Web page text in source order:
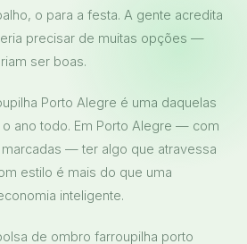
o para a festa. A gente acredita
precisar de muitas opções —
ser boas.
Porto Alegre é uma daquelas
ano todo. Em Porto Alegre — com
— ter algo que atravessa
estilo é mais do que uma
inteligente.
de ombro farroupilha porto